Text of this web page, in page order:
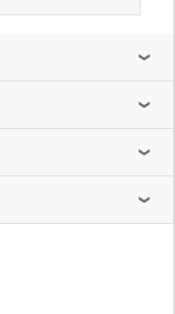
❯
❯
❯
❯